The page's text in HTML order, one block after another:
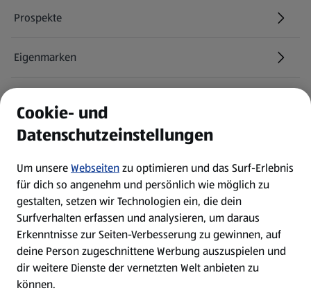
Prospekte
Eigenmarken
Newsletter
WhatsApp
Über ALDI SÜD
Filialen
Cookie- und
Datenschutzeinstellungen
Um unsereWebseitenzu optimieren und das Surf-Erlebnis
für dich so angenehm und persönlich wie möglich zu
gestalten, setzen wir Technologien ein, die dein
Surfverhalten erfassen und analysieren, um daraus
Erkenntnisse zur Seiten-Verbesserung zu gewinnen, auf
deine Person zugeschnittene Werbung auszuspielen und
dir weitere Dienste der vernetzten Welt anbieten zu
können.